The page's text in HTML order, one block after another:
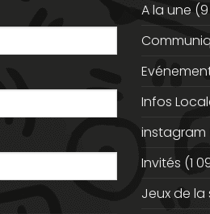
A la une
Infos
instagram
Invités (1
Jeux de la